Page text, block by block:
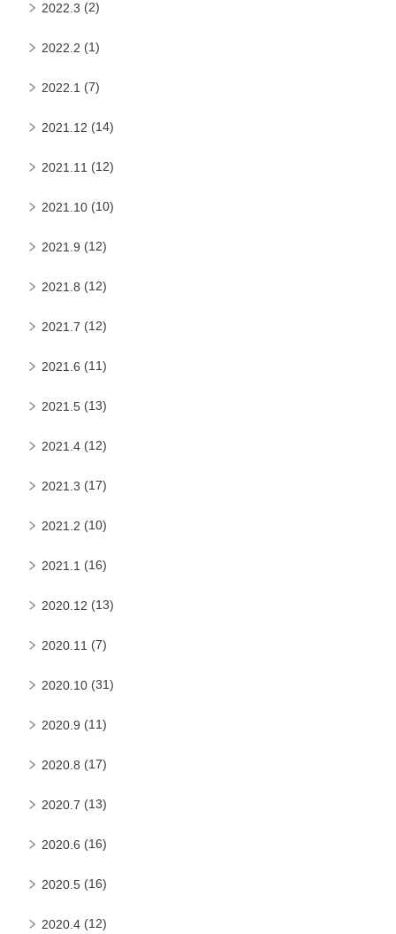
2022.3 (2)
2022.2 (1)
2022.1 (7)
2021.12 (14)
2021.11 (12)
2021.10 (10)
2021.9 (12)
2021.8 (12)
2021.7 (12)
2021.6 (11)
2021.5 (13)
2021.4 (12)
2021.3 (17)
2021.2 (10)
2021.1 (16)
2020.12 (13)
2020.11 (7)
2020.10 (31)
2020.9 (11)
2020.8 (17)
2020.7 (13)
2020.6 (16)
2020.5 (16)
2020.4 (12)